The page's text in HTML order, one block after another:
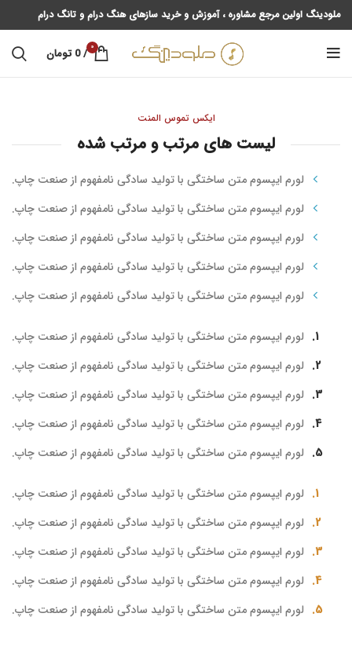
ملودینگ اولین مرجع مشاوره ، آموزش و خرید سازهای هنگ درام و تانگ درام
0
/
0 تومان
ایکس تموس المنت
لیست های مرتب و مرتب شده
لورم ایپسوم متن ساختگی با تولید سادگی نامفهوم از صنعت چاپ.
لورم ایپسوم متن ساختگی با تولید سادگی نامفهوم از صنعت چاپ.
لورم ایپسوم متن ساختگی با تولید سادگی نامفهوم از صنعت چاپ.
لورم ایپسوم متن ساختگی با تولید سادگی نامفهوم از صنعت چاپ.
لورم ایپسوم متن ساختگی با تولید سادگی نامفهوم از صنعت چاپ.
لورم ایپسوم متن ساختگی با تولید سادگی نامفهوم از صنعت چاپ.
لورم ایپسوم متن ساختگی با تولید سادگی نامفهوم از صنعت چاپ.
لورم ایپسوم متن ساختگی با تولید سادگی نامفهوم از صنعت چاپ.
لورم ایپسوم متن ساختگی با تولید سادگی نامفهوم از صنعت چاپ.
لورم ایپسوم متن ساختگی با تولید سادگی نامفهوم از صنعت چاپ.
لورم ایپسوم متن ساختگی با تولید سادگی نامفهوم از صنعت چاپ.
لورم ایپسوم متن ساختگی با تولید سادگی نامفهوم از صنعت چاپ.
لورم ایپسوم متن ساختگی با تولید سادگی نامفهوم از صنعت چاپ.
لورم ایپسوم متن ساختگی با تولید سادگی نامفهوم از صنعت چاپ.
لورم ایپسوم متن ساختگی با تولید سادگی نامفهوم از صنعت چاپ.